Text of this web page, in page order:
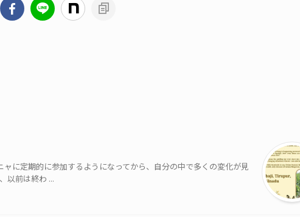
に定期的に参加するようになってから、自分の中で多くの変化が見
以前は終わ ...